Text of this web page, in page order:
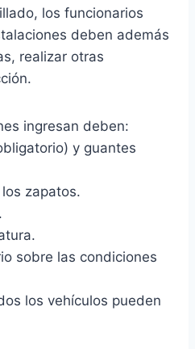
los funcionarios
deben además
realizar otras
ingresan deben:
y guantes
zapatos.
sobre las condiciones
los vehículos pueden